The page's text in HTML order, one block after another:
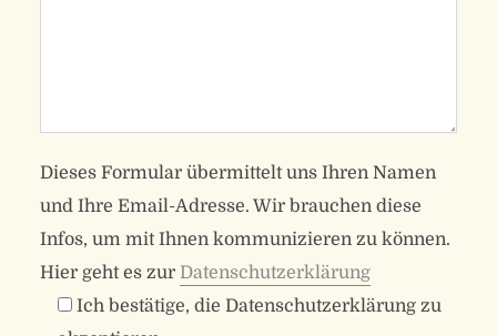
Dieses Formular übermittelt uns Ihren Namen
und Ihre Email-Adresse. Wir brauchen diese
Infos, um mit Ihnen kommunizieren zu können.
Hier geht es zur Datenschutzerklärung
Ich bestätige, die Datenschutzerklärung zu